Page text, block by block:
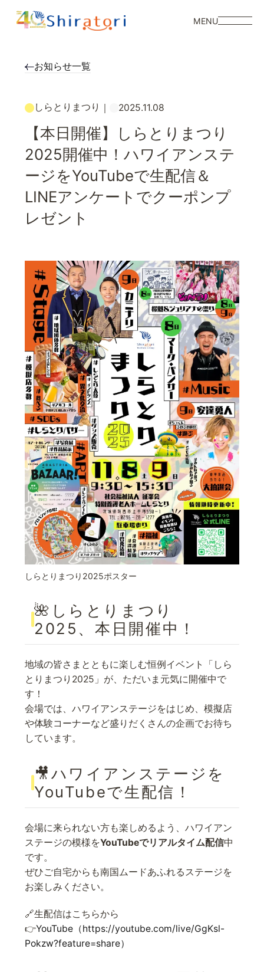
MENU
お知らせ一覧
しらとりまつり ｜ 2025.11.08
【本日開催】しらとりまつり
2025開催中！ハワイアンステ
ージをYouTubeで生配信＆
LINEアンケートでクーポンプ
レゼント
しらとりまつり2025ポスター
🌺しらとりまつり
2025、本日開催中！
地域の皆さまとともに楽しむ恒例イベント「しら
とりまつり2025」が、ただいま元気に開催中で
す！
会場では、ハワイアンステージをはじめ、模擬店
や体験コーナーなど盛りだくさんの企画でお待ち
しています。
🎥ハワイアンステージを
YouTubeで生配信！
会場に来られない方も楽しめるよう、ハワイアン
ステージの模様をYouTubeでリアルタイム配信中
です。
ぜひご自宅からも南国ムードあふれるステージを
お楽しみください。
🔗生配信はこちらから
👉YouTube（https://youtube.com/live/GgKsl-
Pokzw?feature=share）